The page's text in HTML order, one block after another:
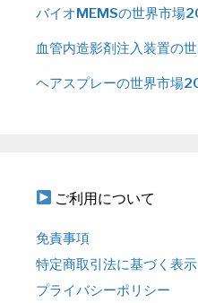
バイオMEMSの世界市場
血管内造影剤注入装置の
ヘアスプレーの世界市場
ご利用について
免責事項
特定商取引法に基づく表示
プライバシーポリシー